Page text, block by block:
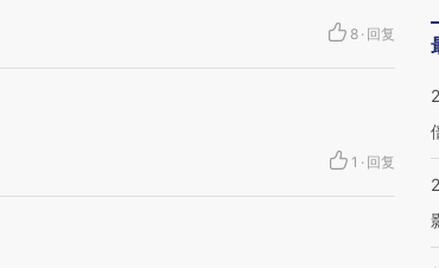
8 · 回复
1 · 回复